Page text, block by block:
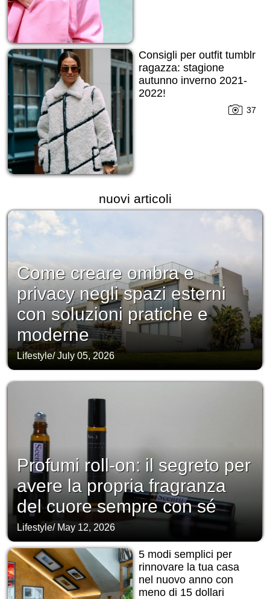
Consigli per outfit tumblr
ragazza: stagione
autunno inverno 2021-
2022!
37
nuovi articoli
Come creare ombra e
privacy negli spazi esterni
con soluzioni pratiche e
moderne
Lifestyle/July 05, 2026
Profumi roll-on: il segreto per
avere la propria fragranza
del cuore sempre con sé
Lifestyle/ May 12, 2026
5 modi semplici per
rinnovare la tua casa
nel nuovo anno con
meno di 15 dollari